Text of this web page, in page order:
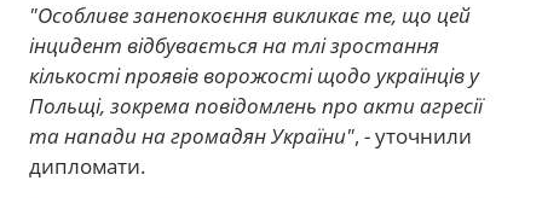
"Особливе занепокоєння викликає те, що цей
інцидент відбувається на тлі зростання
кількості проявів ворожості щодо українців у
Польщі, зокрема повідомлень про акти агресії
та напади на громадян України", - уточнили
дипломати.